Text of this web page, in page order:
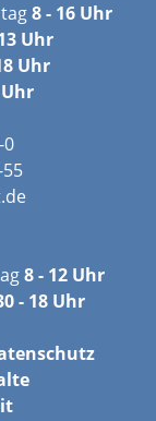
8 - 16 Uhr
Uhr
Uhr
Uhr
0
8 - 12 Uhr
- 18 Uhr